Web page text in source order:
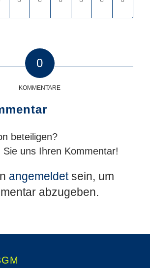
0
KOMMENTARE
beteiligen?
Sie uns Ihren Kommentar!
angemeldetsein, um
abzugeben.